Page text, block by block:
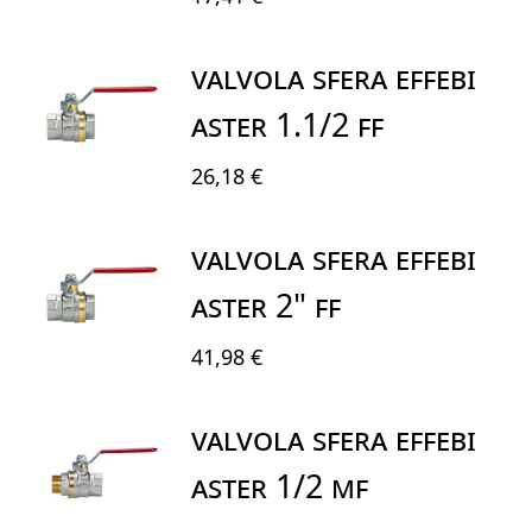
VALVOLA SFERA EFFEBI
ASTER 1.1/2 FF
26,18 €
VALVOLA SFERA EFFEBI
ASTER 2" FF
41,98 €
VALVOLA SFERA EFFEBI
ASTER 1/2 MF